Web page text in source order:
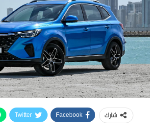
شارك Facebook
Twitter